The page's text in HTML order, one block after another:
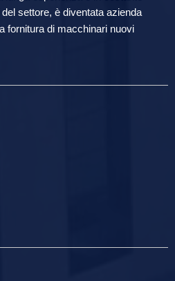
settore, è diventata azienda
fornitura di macchinari nuovi